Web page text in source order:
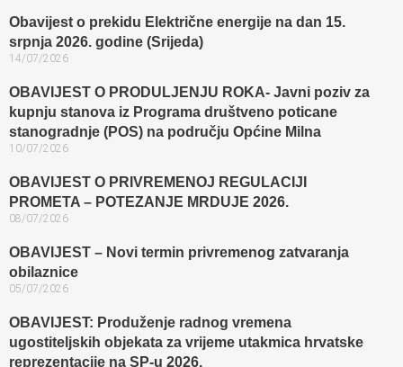
Obavijest o prekidu Električne energije na dan 15.
srpnja 2026. godine (Srijeda)
14/07/2026
OBAVIJEST O PRODULJENJU ROKA- Javni poziv za
kupnju stanova iz Programa društveno poticane
stanogradnje (POS) na području Općine Milna
10/07/2026
OBAVIJEST O PRIVREMENOJ REGULACIJI
PROMETA – POTEZANJE MRDUJE 2026.
08/07/2026
OBAVIJEST – Novi termin privremenog zatvaranja
obilaznice​
05/07/2026
OBAVIJEST: Produženje radnog vremena
ugostiteljskih objekata za vrijeme utakmica hrvatske
reprezentacije na SP-u 2026.